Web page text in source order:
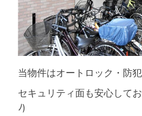
当物件はオートロック・防
セキュリティ面も安心して
ﾉ)